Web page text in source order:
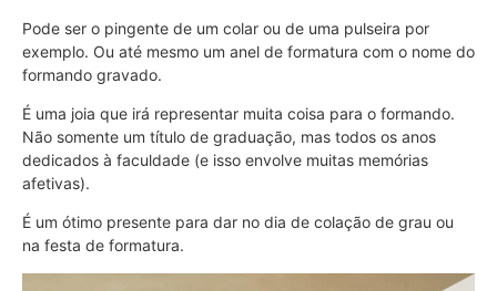
Pode ser o pingente de um colar ou de uma pulseira por
exemplo. Ou até mesmo um anel de formatura com o nome do
formando gravado.
É uma joia que irá representar muita coisa para o formando.
Não somente um título de graduação, mas todos os anos
dedicados à faculdade (e isso envolve muitas memórias
afetivas).
É um ótimo presente para dar no dia de colação de grau ou
na festa de formatura.